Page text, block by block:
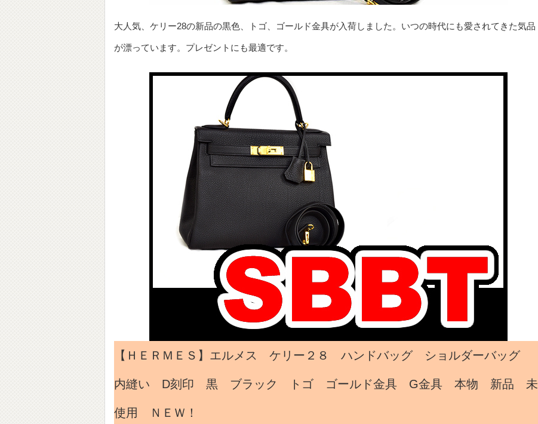
大人気、ケリー28の新品の黒色、トゴ、ゴールド金具が入荷しました。いつの時代にも愛されてきた気品
が漂っています。プレゼントにも最適です。
【ＨＥＲＭＥＳ】エルメス ケリー２８ ハンドバッグ ショルダーバッグ
内縫い D刻印 黒 ブラック トゴ ゴールド金具 G金具 本物 新品 未
使用 ＮＥＷ！